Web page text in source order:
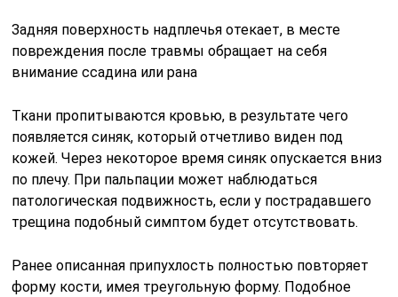
Задняя поверхность надплечья отекает, в месте
повреждения после травмы обращает на себя
внимание ссадина или рана
Ткани пропитываются кровью, в результате чего
появляется синяк, который отчетливо виден под
кожей. Через некоторое время синяк опускается вниз
по плечу. При пальпации может наблюдаться
патологическая подвижность, если у пострадавшего
трещина подобный симптом будет отсутствовать.
Ранее описанная припухлость полностью повторяет
форму кости, имея треугольную форму. Подобное